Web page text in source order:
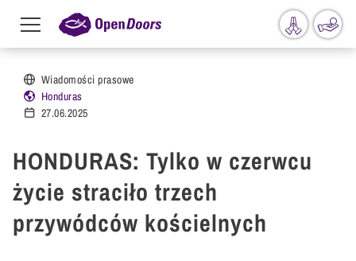
Przejdź do treści
Menu
toggle
Wiadomości prasowe
Honduras
27.06.2025
HONDURAS: Tylko w czerwcu
życie straciło trzech
przywódców kościelnych